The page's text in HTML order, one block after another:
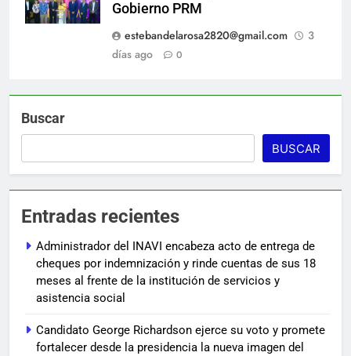
Gobierno PRM
estebandelarosa2820@gmail.com
3
días ago
0
Buscar
BUSCAR
Entradas recientes
Administrador del INAVI encabeza acto de entrega de
cheques por indemnización y rinde cuentas de sus 18
meses al frente de la institución de servicios y
asistencia social
Candidato George Richardson ejerce su voto y promete
fortalecer desde la presidencia la nueva imagen del